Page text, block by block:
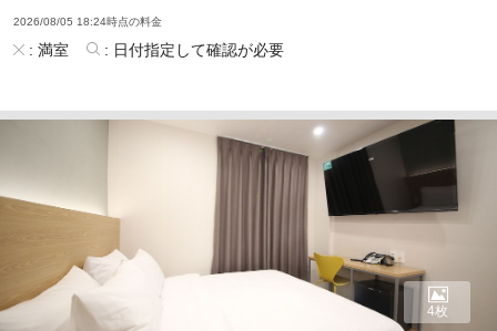
2026/08/05 18:24時点の料金
: 満室 : 日付指定して確認が必要
4枚